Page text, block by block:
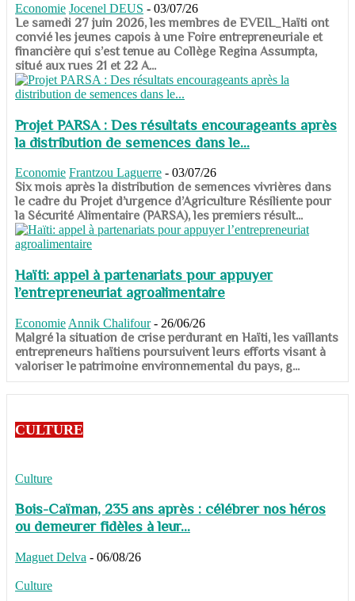
Economie Jocenel DEUS - 03/07/26
Le samedi 27 juin 2026, les membres de EVEIL_Haïti ont
convié les jeunes capois à une Foire entrepreneuriale et
financière qui s’est tenue au Collège Regina Assumpta,
situé aux rues 21 et 22 A...
Projet PARSA : Des résultats encourageants après
la distribution de semences dans le...
Economie Frantzou Laguerre - 03/07/26
​​​​​​​Six mois après la distribution de semences vivrières dans
le cadre du Projet d’urgence d’Agriculture Résiliente pour
la Sécurité Alimentaire (PARSA), les premiers résult...
Haïti: appel à partenariats pour appuyer
l’entrepreneuriat agroalimentaire
Economie Annik Chalifour - 26/06/26
​​​​​​​Malgré la situation de crise perdurant en Haïti, les vaillants
entrepreneurs haïtiens poursuivent leurs efforts visant à
valoriser le patrimoine environnemental du pays, g...
CULTURE
Culture
Bois-Caïman, 235 ans après : célébrer nos héros
ou demeurer fidèles à leur...
Maguet Delva - 06/08/26
Culture